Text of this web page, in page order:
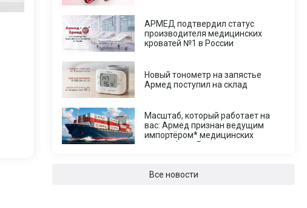
АРМЕД подтвердил статус
производителя медицинских
кроватей №1 в России
Новый тонометр на запястье
Армед поступил на склад
Масштаб, который работает на
вас: Армед признан ведущим
импортёром* медицинских
центрифуг в России
Все новости